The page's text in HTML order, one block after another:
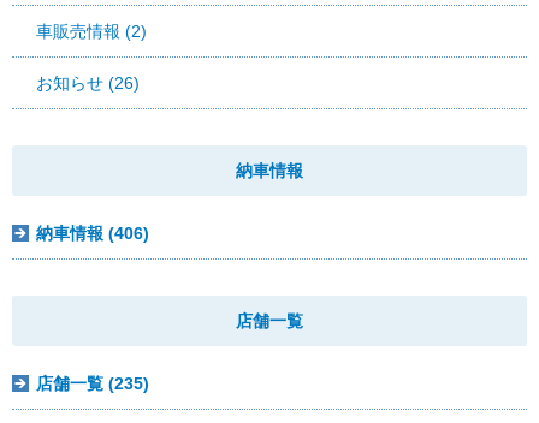
車販売情報 (2)
お知らせ (26)
納車情報
納車情報 (406)
店舗一覧
店舗一覧 (235)